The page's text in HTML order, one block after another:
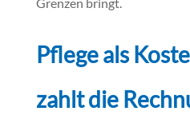
Pflege als
zahlt die